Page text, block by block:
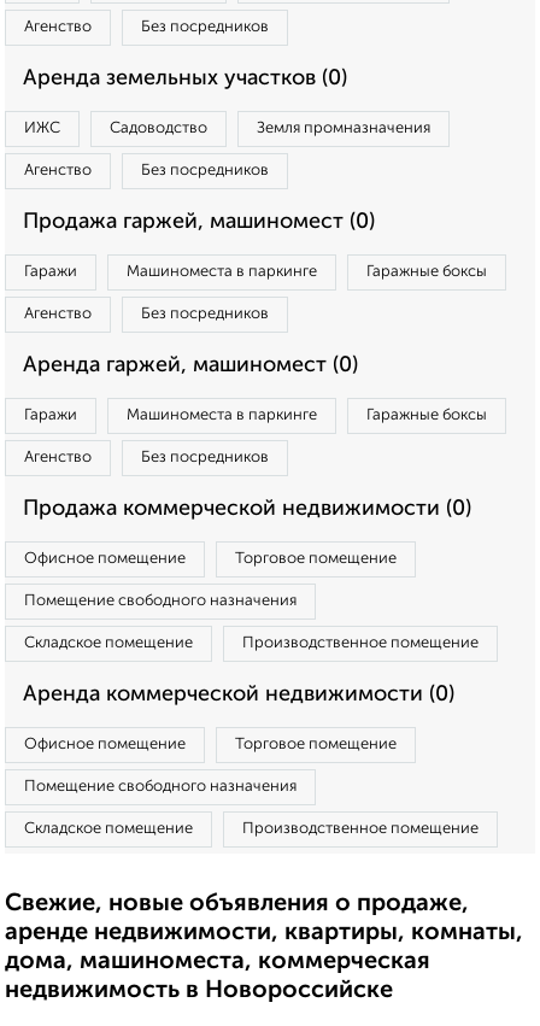
Агенство Без посредников
Аренда земельных участков (0)
ИЖС Садоводство Земля промназначения
Агенство Без посредников
Продажа гаржей, машиномест (0)
Гаражи Машиноместа в паркинге Гаражные боксы
Агенство Без посредников
Аренда гаржей, машиномест (0)
Гаражи Машиноместа в паркинге Гаражные боксы
Агенство Без посредников
Продажа коммерческой недвижимости (0)
Офисное помещение Торговое помещение
Помещение свободного назначения
Складское помещение Производственное помещение
Аренда коммерческой недвижимости (0)
Офисное помещение Торговое помещение
Помещение свободного назначения
Складское помещение Производственное помещение
Свежие, новые объявления о продаже,
аренде недвижимости, квартиры, комнаты,
дома, машиноместа, коммерческая
недвижимость в Новороссийске